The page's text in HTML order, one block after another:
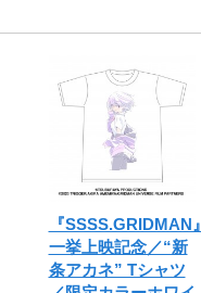
『SSSS.GRIDMAN』
一挙上映記念／“新
条アカネ” Tシャツ